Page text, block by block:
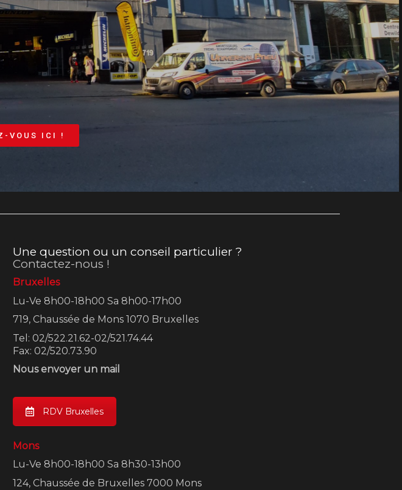
VOUS ICI !
Une question ou un conseil particulier ?
Contactez-nous !
Bruxelles
Lu-Ve 8h00-18h00 Sa 8h00-17h00
719, Chaussée de Mons 1070 Bruxelles
Tel: 02/522.21.62-02/521.74.44
Fax: 02/520.73.90
Nous envoyer un mail
RDV Bruxelles
Mons
Lu-Ve 8h00-18h00 Sa 8h30-13h00
124, Chaussée de Bruxelles 7000 Mons